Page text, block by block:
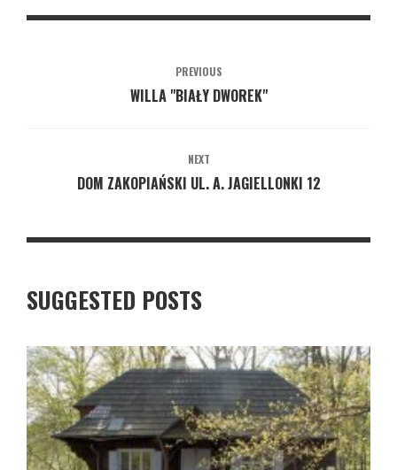
PREVIOUS
WILLA "BIAŁY DWOREK"
NEXT
DOM ZAKOPIAŃSKI UL. A. JAGIELLONKI 12
SUGGESTED POSTS